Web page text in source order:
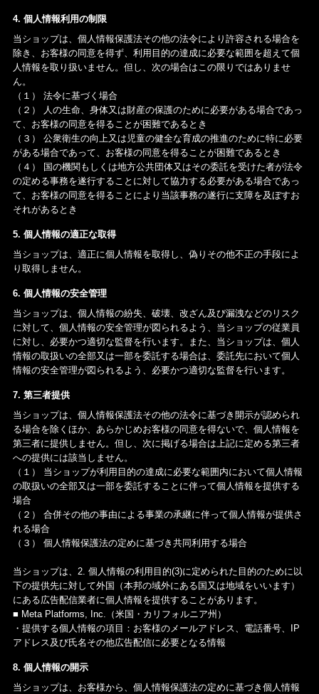
4. 個人情報利用の制限
当ショップは、個人情報保護法その他の法令により許容される場合を
除き、お客様の同意を得ず、利用目的の達成に必要な範囲を超えて個
人情報を取り扱いません。但し、次の場合はこの限りではありませ
ん。
（１） 法令に基づく場合
（２） 人の生命、身体又は財産の保護のために必要がある場合であっ
て、お客様の同意を得ることが困難であるとき
（３） 公衆衛生の向上又は児童の健全な育成の推進のために特に必要
がある場合であって、お客様の同意を得ることが困難であるとき
（４） 国の機関もしくは地方公共団体又はその委託を受けた者が法令
の定める事務を遂行することに対して協力する必要がある場合であっ
て、お客様の同意を得ることにより当該事務の遂行に支障を及ぼすお
それがあるとき
5. 個人情報の適正な取得
当ショップは、適正に個人情報を取得し、偽りその他不正の手段によ
り取得しません。
6. 個人情報の安全管理
当ショップは、個人情報の紛失、破壊、改ざん及び漏洩などのリスク
に対して、個人情報の安全管理が図られるよう、当ショップの従業員
に対し、必要かつ適切な監督を行います。また、当ショップは、個人
情報の取扱いの全部又は一部を委託する場合は、委託先において個人
情報の安全管理が図られるよう、必要かつ適切な監督を行います。
7. 第三者提供
当ショップは、個人情報保護法その他の法令に基づき開示が認められ
る場合を除くほか、あらかじめお客様の同意を得ないで、個人情報を
第三者に提供しません。但し、次に掲げる場合は上記に定める第三者
への提供には該当しません。
（１） 当ショップが利用目的の達成に必要な範囲内において個人情報
の取扱いの全部又は一部を委託することに伴って個人情報を提供する
場合
（２） 合併その他の事由による事業の承継に伴って個人情報が提供さ
れる場合
（３） 個人情報保護法の定めに基づき共同利用する場合
当ショップは、2. 個人情報の利用目的(3)に定められた目的のために以
下の提供先に対して外国（本邦の域外にある国又は地域をいいます）
にある広告配信業者に個人情報を提供することがあります。
■ Meta Platforms, Inc.（米国・カリフォルニア州）
・提供する個人情報の項目：お客様のメールアドレス、電話番号、IP
アドレス及び氏名その他広告配信に必要となる情報
8. 個人情報の開示
当ショップは、お客様から、個人情報保護法の定めに基づき個人情報